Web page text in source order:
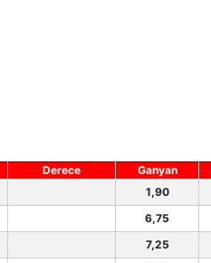
Derece Ganyan
1,90
6,75
7,25